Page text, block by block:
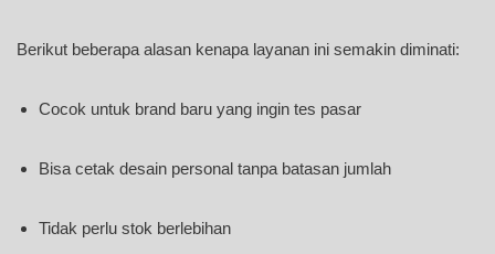
Berikut beberapa alasan kenapa layanan ini semakin diminati:
Cocok untuk brand baru yang ingin tes pasar
Bisa cetak desain personal tanpa batasan jumlah
Tidak perlu stok berlebihan